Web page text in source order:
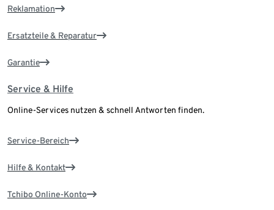
Reklamation
Ersatzteile & Reparatur
Garantie
Service & Hilfe
Online-Services nutzen & schnell Antworten finden.
Service-Bereich
Hilfe & Kontakt
Tchibo Online-Konto